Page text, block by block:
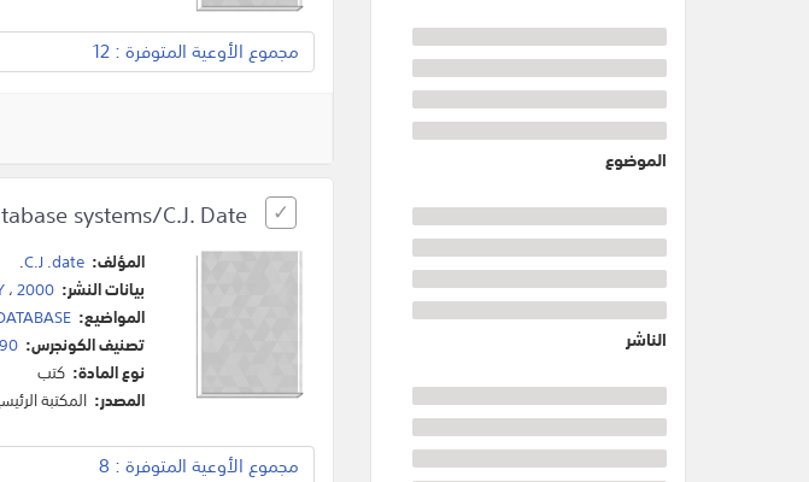
الموضوع
الناشر
مجموع الأوعية المتوفرة : 12
AN Introduction to database systems/C.J. Date.
المؤلف: C.J .date
.
بيانات النشر:
،2000
المواضيع:
تصنيف الكونجرس:
نوع المادة: كتب
المصدر: المكتبة
مجموع الأوعية المتوفرة : 8